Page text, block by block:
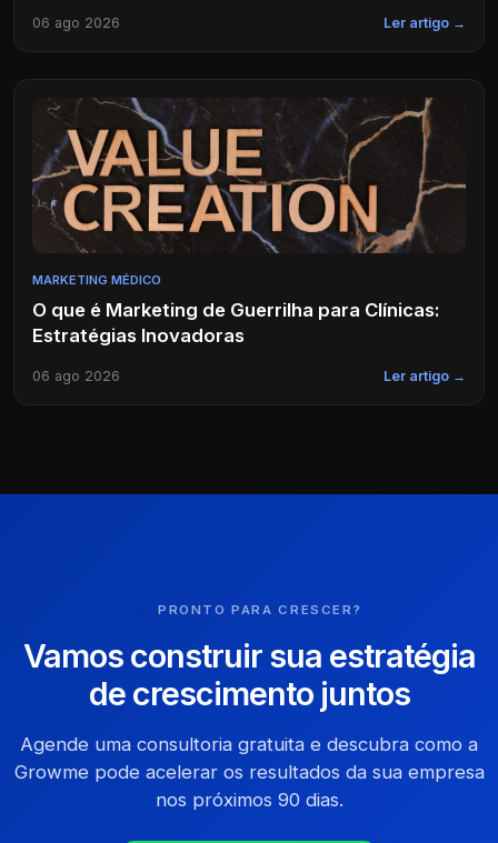
06 ago 2026 Ler artigo →
MARKETING MÉDICO
O que é Marketing de Guerrilha para Clínicas:
Estratégias Inovadoras
06 ago 2026 Ler artigo →
PRONTO PARA CRESCER?
Vamos construir sua estratégia
de crescimento juntos
Agende uma consultoria gratuita e descubra como a
Growme pode acelerar os resultados da sua empresa
nos próximos 90 dias.